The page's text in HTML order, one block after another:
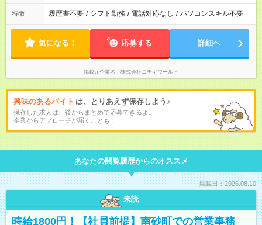
特徴 履歴書不要 / シフト勤務 / 電話対応なし / パソコンスキル不要
気になる！ 応募する 詳細へ
掲載元企業名 株式会社ニチギワールド
興味のあるバイト は、とりあえず保存しよう♪
保存した求人は、後からまとめて応募できるよ。
企業からアプローチが届くことも！
あなたの閲覧履歴からのオススメ
掲載日：2026.08.10
未読
時給1800円！【社員前提】南砂町での営業事務